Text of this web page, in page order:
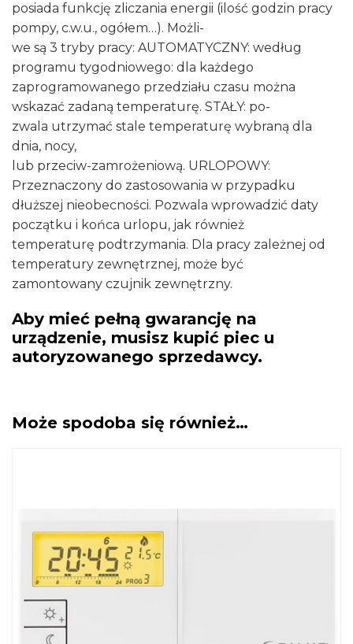
posiada funkcję zliczania energii (ilość godzin pracy
pompy, c.w.u., ogółem…). Możli-
we są 3 tryby pracy: AUTOMATYCZNY: według
programu tygodniowego: dla każdego
zaprogramowanego przedziału czasu można
wskazać zadaną temperaturę. STAŁY: po-
zwala utrzymać stale temperaturę wybraną dla
dnia, nocy,
lub przeciw-zamrożeniową. URLOPOWY:
Przeznaczony do zastosowania w przypadku
dłuższej nieobecności. Pozwala wprowadzić daty
początku i końca urlopu, jak również
temperaturę podtrzymania. Dla pracy zależnej od
temperatury zewnętrznej, może być
zamontowany czujnik zewnętrzny.
Aby mieć pełną gwarancję na
urządzenie, musisz kupić piec u
autoryzowanego sprzedawcy.
Może spodoba się również…